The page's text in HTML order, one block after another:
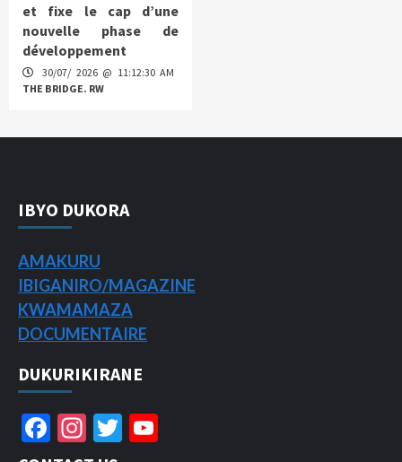
et fixe le cap d’une
nouvelle phase de
développement
30/07/ 2026 @ 11:12:30 AM
THE BRIDGE. RW
IBYO DUKORA
AMAKURU
IBIGANIRO/MAGAZINE
KWAMAMAZA
DOCUMENTAIRE
DUKURIKIRANE
Facebook
Instagram
Twitter